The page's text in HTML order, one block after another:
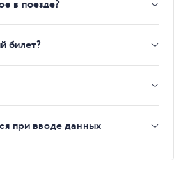
в поезде?
билет?
при вводе данных